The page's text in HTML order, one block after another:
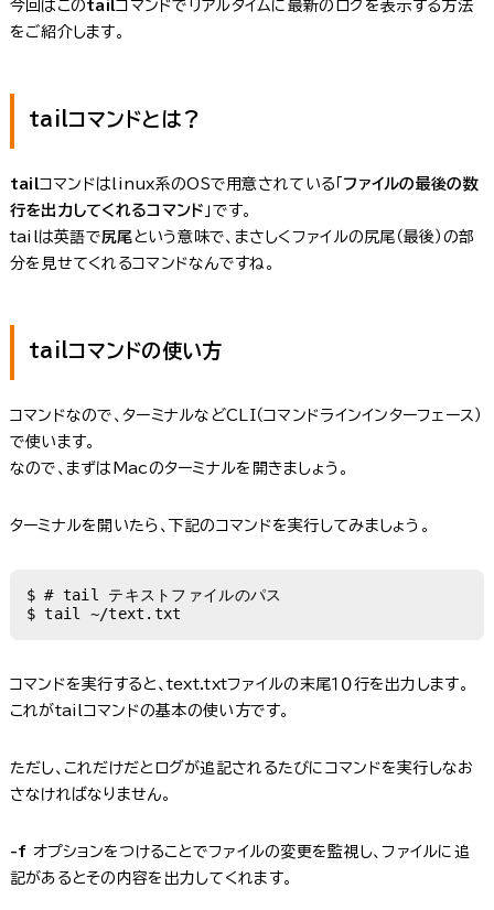
今回はこのtailコマンドでリアルタイムに最新のログを表示する方法
をご紹介します。
tailコマンドとは？
tailコマンドはlinux系のOSで用意されている「ファイルの最後の数
行を出力してくれるコマンド 」です。
tailは英語で尻尾 という意味で、まさしくファイルの尻尾（最後）の部
分を見せてくれるコマンドなんですね。
tailコマンドの使い方
コマンドなので、ターミナルなどCLI（コマンドラインインターフェース）
で使います。
なので、まずはMacのターミナルを開きましょう。
ターミナルを開いたら、下記のコマンドを実行してみましょう。
$ # tail テキストファイルのパス
$ tail ~/text.txt
コマンドを実行すると、text.txtファイルの末尾１０行を出力します。
これがtailコマンドの基本の使い方です。
ただし、これだけだとログが追記されるたびにコマンドを実行しなお
さなければなりません。
-f オプションをつけることでファイルの変更を監視し、ファイルに追
記があるとその内容を出力してくれます。